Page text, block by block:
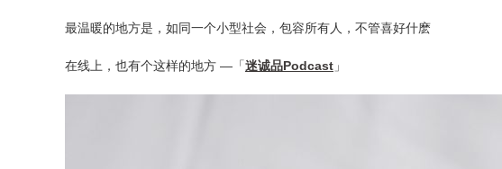
最温暖的地方是，如同一个小型社会，包容所有人，不管喜好什麽
在线上，也有个这样的地方 —「迷诚品Podcast 」